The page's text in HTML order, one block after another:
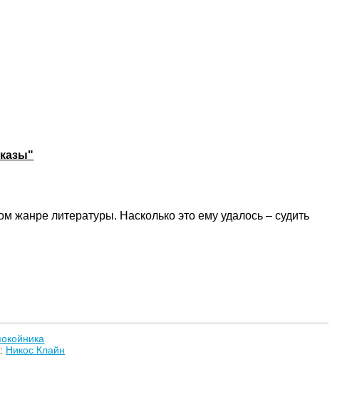
жанре литературы. Насколько это ему удалось – судить
Никос Клайн